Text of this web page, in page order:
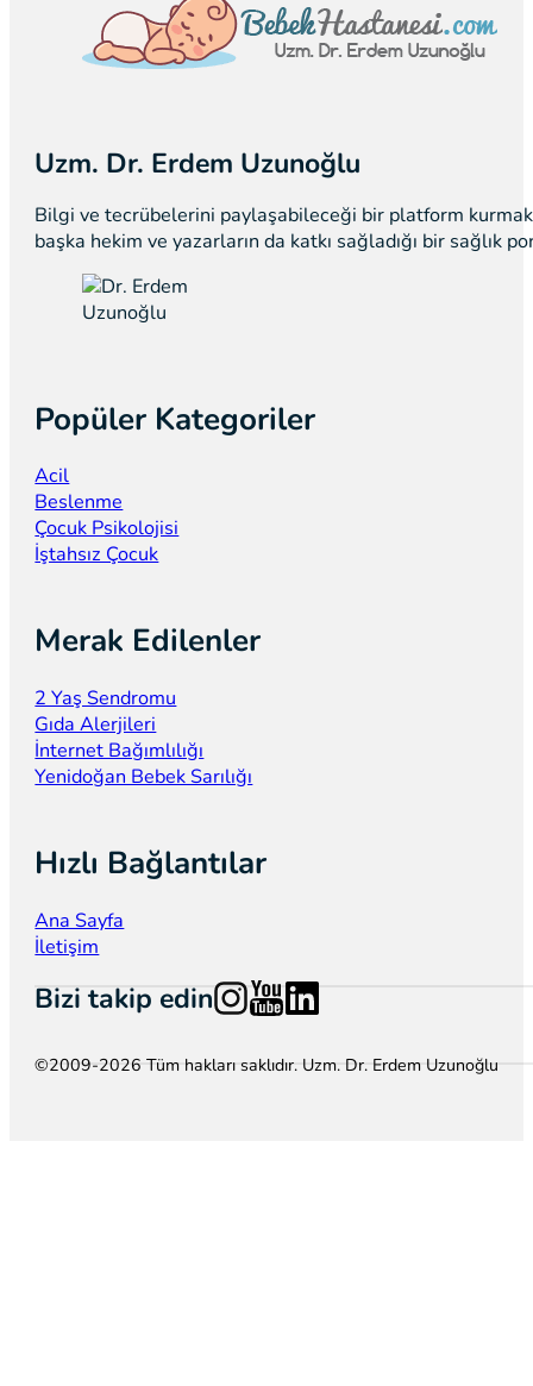
Uzm. Dr. Erdem Uzunoğlu
Bilgi ve tecrübelerini paylaşabileceği bir platform kurmak
başka hekim ve yazarların da katkı sağladığı bir sağlık
Popüler Kategoriler
Acil
Beslenme
Çocuk Psikolojisi
İştahsız Çocuk
Merak Edilenler
2 Yaş Sendromu
Gıda Alerjileri
İnternet Bağımlılığı
Yenidoğan Bebek Sarılığı
Hızlı Bağlantılar
Ana Sayfa
İletişim
Bizi takip edinFollow us on Instagram
Follow us on YouTube
Follow us on LinkedIn
©2009-2026 Tüm hakları saklıdır. Uzm. Dr. Erdem Uzunoğlu